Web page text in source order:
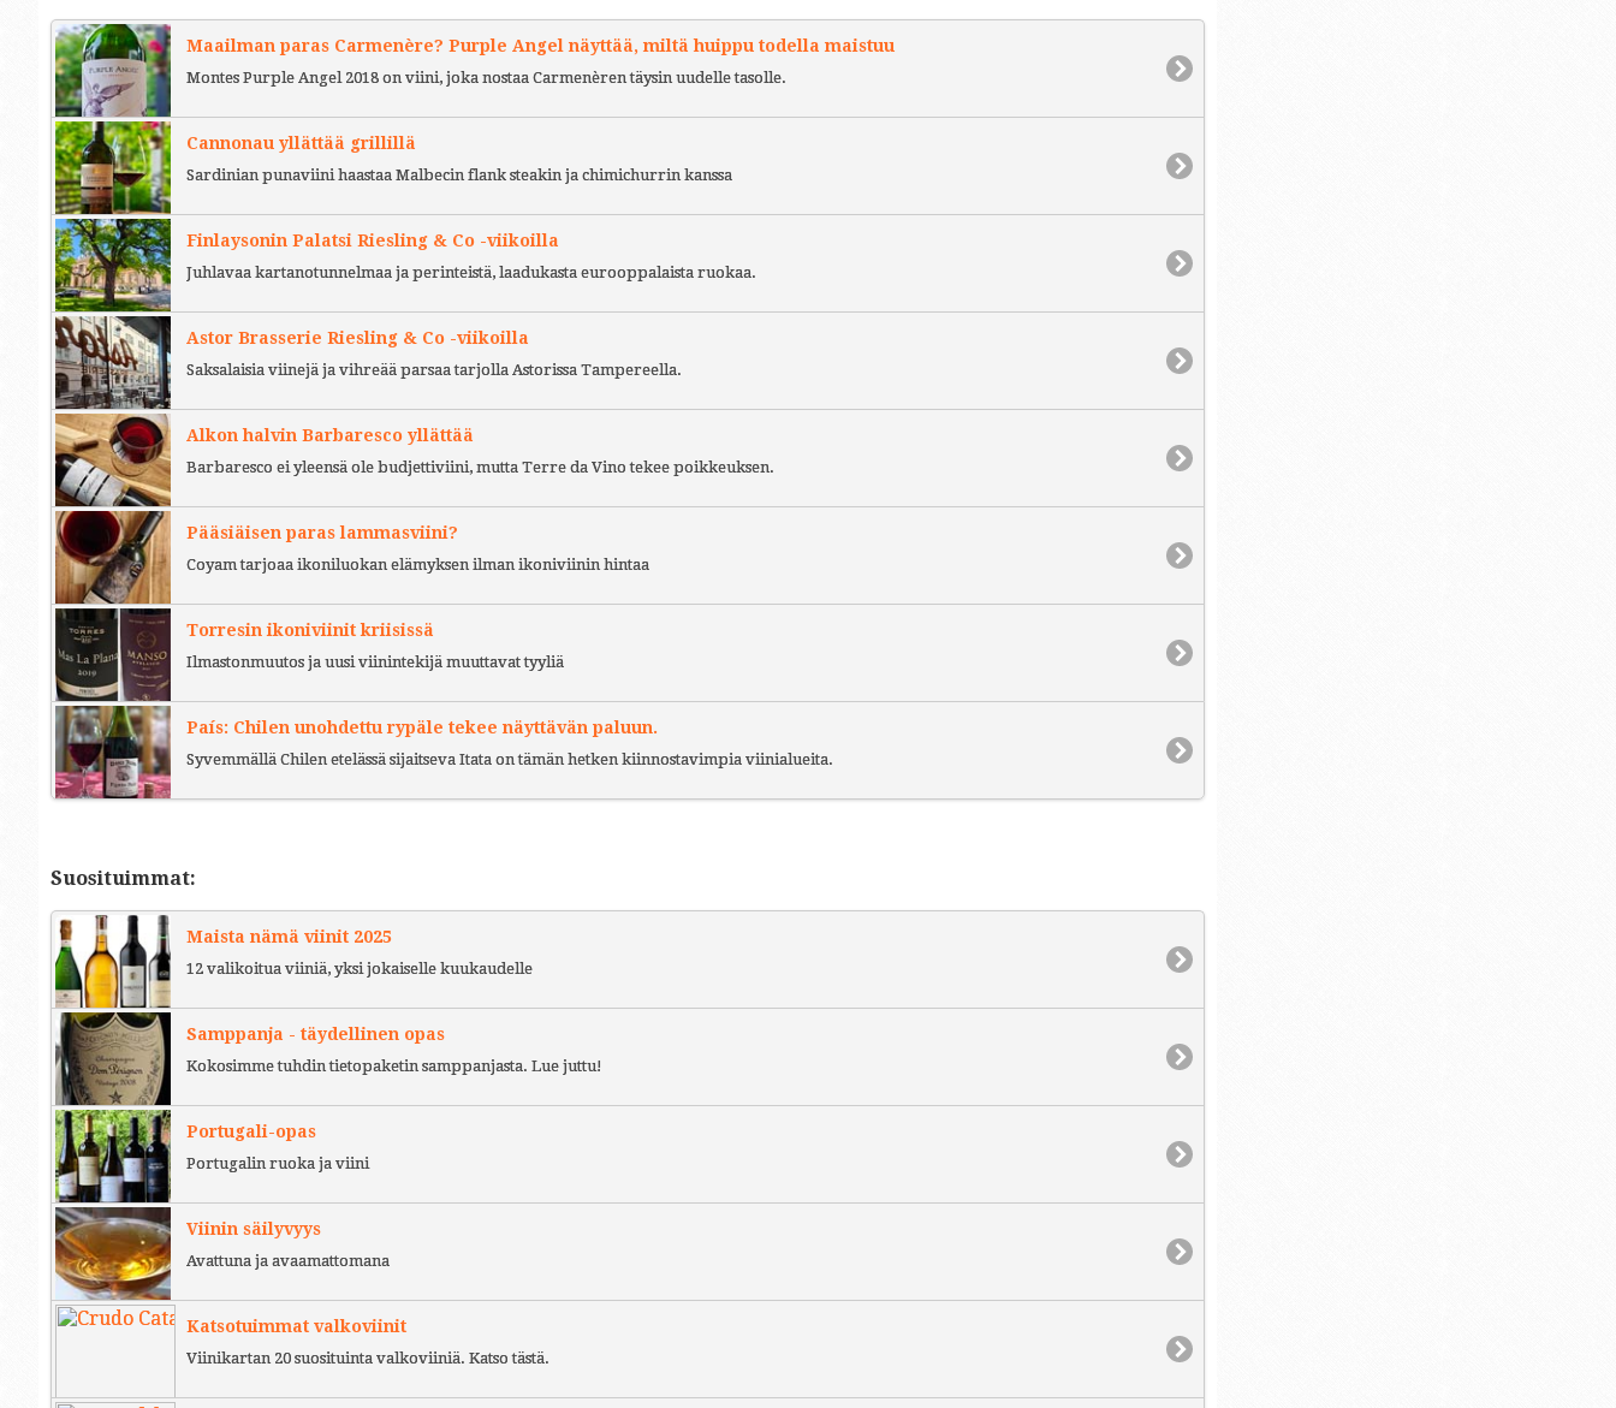
Maailman paras Carmenère? Purple Angel näyttää, miltä huippu todella maistuu
Montes Purple Angel 2018 on viini, joka nostaa Carmenèren täysin uudelle tasolle.
Cannonau yllättää grillillä
Sardinian punaviini haastaa Malbecin flank steakin ja chimichurrin kanssa
Finlaysonin Palatsi Riesling & Co -viikoilla
Juhlavaa kartanotunnelmaa ja perinteistä, laadukasta eurooppalaista ruokaa.
Astor Brasserie Riesling & Co -viikoilla
Saksalaisia viinejä ja vihreää parsaa tarjolla Astorissa Tampereella.
Alkon halvin Barbaresco yllättää
Barbaresco ei yleensä ole budjettiviini, mutta Terre da Vino tekee poikkeuksen.
Pääsiäisen paras lammasviini?
Coyam tarjoaa ikoniluokan elämyksen ilman ikoniviinin hintaa
Torresin ikoniviinit kriisissä
Ilmastonmuutos ja uusi viinintekijä muuttavat tyyliä
País: Chilen unohdettu rypäle tekee näyttävän paluun.
Syvemmällä Chilen etelässä sijaitseva Itata on tämän hetken kiinnostavimpia viinialueita.
Suosituimmat:
Maista nämä viinit 2025
12 valikoitua viiniä, yksi jokaiselle kuukaudelle
Samppanja - täydellinen opas
Kokosimme tuhdin tietopaketin samppanjasta. Lue juttu!
Portugali-opas
Portugalin ruoka ja viini
Viinin säilyvyys
Avattuna ja avaamattomana
Katsotuimmat valkoviinit
Viinikartan 20 suosituinta valkoviiniä. Katso tästä.